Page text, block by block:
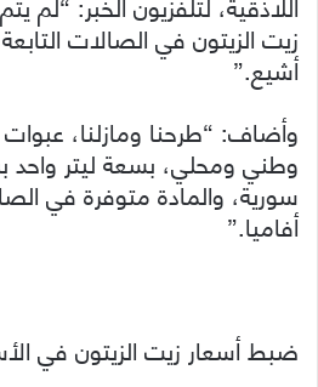
زيت الزيتون في الصالات
أشيع.”
وأضاف: “طرحنا ومازلنا، عبوات
سورية، والمادة متوفرة في
أفاميا.”
ضبط أسعار زيت الزيتون في